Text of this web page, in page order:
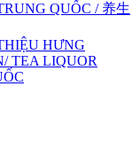
QUỐC / 养生
HƯNG
TEA LIQUOR